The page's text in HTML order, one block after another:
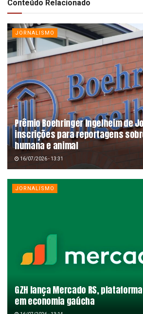
Conteúdo Relacionado
JORNALISMO
Prêmio Boehringer Ingelheim de
inscrições para reportagens
humana e animal
16/07/2026 - 13:31
JORNALISMO
GZH lança Mercado RS,
em economia gaúcha